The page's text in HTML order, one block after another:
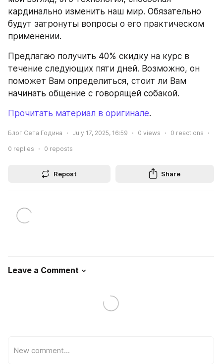
кардинально изменить наш мир. Обязательно
будут затронуты вопросы о его практическом
применении.
Предлагаю получить 40% скидку на курс в
течение следующих пяти дней. Возможно, он
поможет Вам определиться, стоит ли Вам
начинать общение с говорящей собакой.
Прочитать материал в оригинале.
Блог Сета Година July 17, 2025, 16:59 0 views 0 reactions
0 replies 0 reposts
Repost Share
Leave a Comment